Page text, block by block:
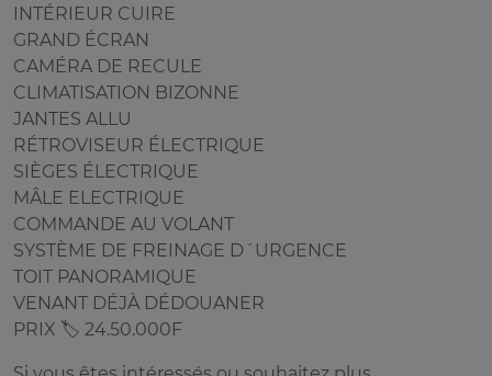
INTÉRIEUR CUIRE
GRAND ÉCRAN
CAMÉRA DE RECULE
CLIMATISATION BIZONNE
JANTES ALLU
RÉTROVISEUR ÉLECTRIQUE
SIÈGES ÉLECTRIQUE
MÂLE ELECTRIQUE
COMMANDE AU VOLANT
SYSTÈME DE FREINAGE D´URGENCE
TOIT PANORAMIQUE
VENANT DÉJÀ DÉDOUANER
PRIX 🏷️ 24.50.000F